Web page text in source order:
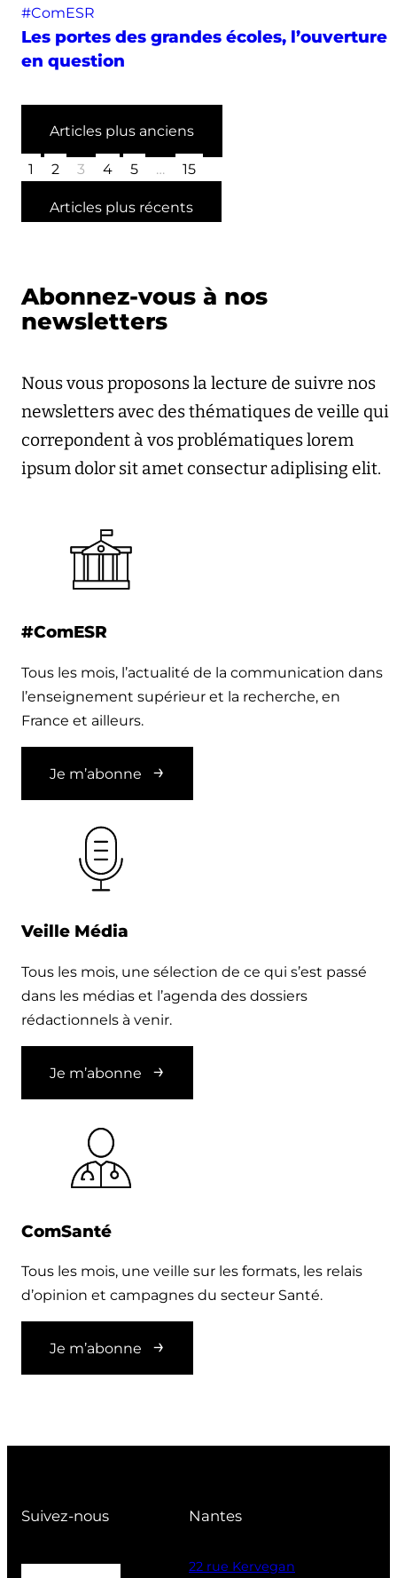
#ComESR
Les portes des grandes écoles, l’ouverture
en question
Articles plus anciens
1 2 3 4 5 … 15
Articles plus récents
Abonnez-vous à nos
newsletters
Nous vous proposons la lecture de suivre nos
newsletters avec des thématiques de veille qui
correpondent à vos problématiques lorem
ipsum dolor sit amet consectur adiplising elit.
#ComESR
Tous les mois, l’actualité de la communication dans
l’enseignement supérieur et la recherche, en
France et ailleurs.
Je m’abonne
Veille Média
Tous les mois, une sélection de ce qui s’est passé
dans les médias et l’agenda des dossiers
rédactionnels à venir.
Je m’abonne
ComSanté
Tous les mois, une veille sur les formats, les relais
d’opinion et campagnes du secteur Santé.
Je m’abonne
Suivez-nous Nantes
22 rue Kervegan